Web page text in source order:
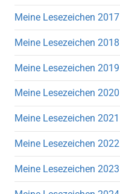
Meine Lesezeichen 2017
Meine Lesezeichen 2018
Meine Lesezeichen 2019
Meine Lesezeichen 2020
Meine Lesezeichen 2021
Meine Lesezeichen 2022
Meine Lesezeichen 2023